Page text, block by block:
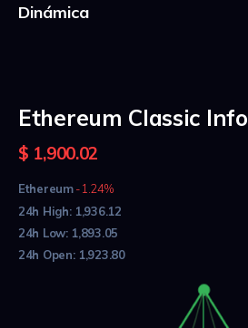
Dinámica
Ethereum Classic Info
$ 1,900.09
Ethereum -1.23%
24h High: 1,936.12
24h Low: 1,893.05
24h Open: 1,923.80